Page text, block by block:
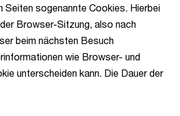
Seiten sogenannte Cookies. Hierbei
Browser-Sitzung, also nach
beim nächsten Besuch
wie Browser- und
unterscheiden kann. Die Dauer der